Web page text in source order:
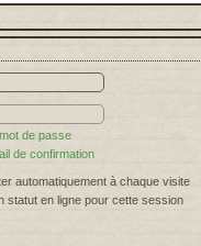
de passe
de confirmation
automatiquement à chaque visite
statut en ligne pour cette session